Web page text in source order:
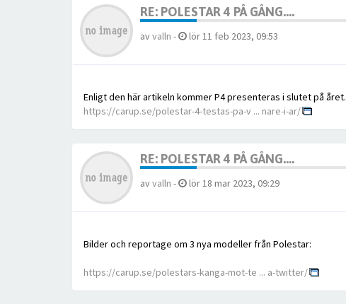
RE: POLESTAR 4 PÅ GÅNG....
avvalln - lör 11 feb 2023, 09:53
Enligt den här artikeln kommer P4 presenteras i slutet på året.
https://carup.se/polestar-4-testas-pa-v ... nare-i-ar/
RE: POLESTAR 4 PÅ GÅNG....
avvalln - lör 18 mar 2023, 09:29
Bilder och reportage om 3 nya modeller från Polestar:
https://carup.se/polestars-kanga-mot-te ... a-twitter/